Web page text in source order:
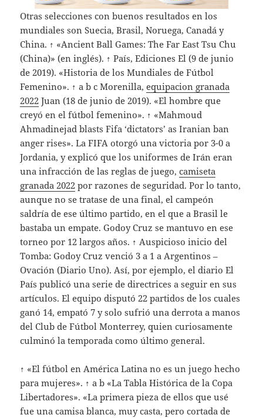
Otras selecciones con buenos resultados en los
mundiales son Suecia, Brasil, Noruega, Canadá y
China. ↑ «Ancient Ball Games: The Far East Tsu Chu
(China)» (en inglés). ↑ País, Ediciones El (9 de junio
de 2019). «Historia de los Mundiales de Fútbol
Femenino». ↑ a b c Morenilla,equipacion granada
2022 Juan (18 de junio de 2019). «El hombre que
creyó en el fútbol femenino». ↑ «Mahmoud
Ahmadinejad blasts Fifa ‘dictators’ as Iranian ban
anger rises». La FIFA otorgó una victoria por 3-0 a
Jordania, y explicó que los uniformes de Irán eran
una infracción de las reglas de juego,camiseta
granada 2022 por razones de seguridad. Por lo tanto,
aunque no se tratase de una final, el campeón
saldría de ese último partido, en el que a Brasil le
bastaba un empate. Godoy Cruz se mantuvo en ese
torneo por 12 largos años. ↑ Auspicioso inicio del
Tomba: Godoy Cruz venció 3 a 1 a Argentinos –
Ovación (Diario Uno). Así, por ejemplo, el diario El
País publicó una serie de directrices a seguir en sus
artículos. El equipo disputó 22 partidos de los cuales
ganó 14, empató 7 y solo sufrió una derrota a manos
del Club de Fútbol Monterrey, quien curiosamente
culminó la temporada como último general.
↑ «El fútbol en América Latina no es un juego hecho
para mujeres». ↑ a b «La Tabla Histórica de la Copa
Libertadores». «La primera pieza de ellos que usé
fue una camisa blanca, muy casta, pero cortada de